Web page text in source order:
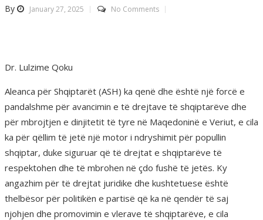
By January 27, 2025 No Comments
Dr. Lulzime Qoku
Aleanca për Shqiptarët (ASH) ka qenë dhe është një forcë e
pandalshme për avancimin e të drejtave të shqiptarëve dhe
për mbrojtjen e dinjitetit të tyre në Maqedoninë e Veriut, e cila
ka për qëllim të jetë një motor i ndryshimit për popullin
shqiptar, duke siguruar që të drejtat e shqiptarëve të
respektohen dhe të mbrohen në çdo fushë të jetës. Ky
angazhim për të drejtat juridike dhe kushtetuese është
thelbësor për politikën e partisë që ka në qendër të saj
njohjen dhe promovimin e vlerave të shqiptarëve, e cila